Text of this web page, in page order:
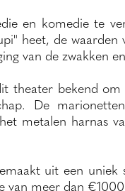
en komedie te
heet, de waarden
van de zwakken
theater bekend
De
metalen harnas
uit een
van meer dan